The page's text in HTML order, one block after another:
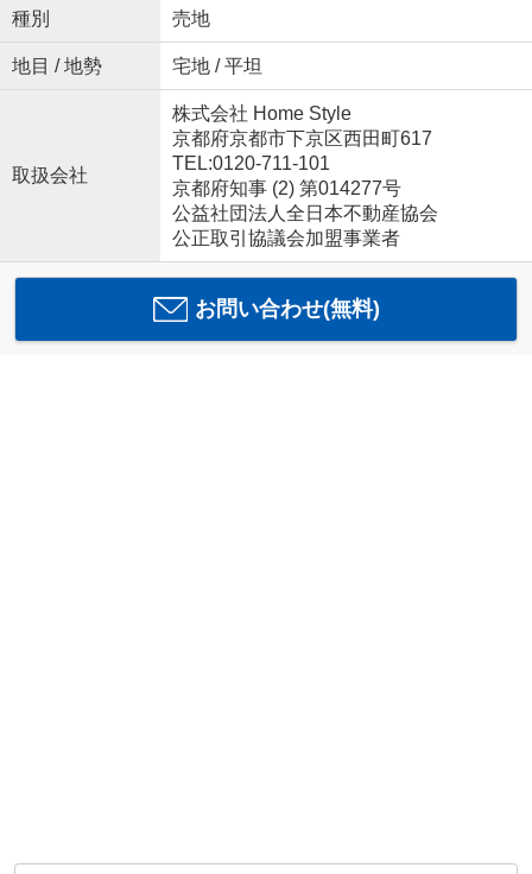
種別 売地
地目 / 地勢 宅地 / 平坦
取扱会社
株式会社 Home Style
京都府京都市下京区西田町617
TEL:0120-711-101
京都府知事 (2) 第014277号
公益社団法人全日本不動産協会
公正取引協議会加盟事業者
お問い合わせ(無料)